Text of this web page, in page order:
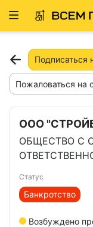
Развернуть
Подписаться
Пожаловаться на
ООО
ОБЩЕСТВО С
Статус
Банкротство
Возбуждено